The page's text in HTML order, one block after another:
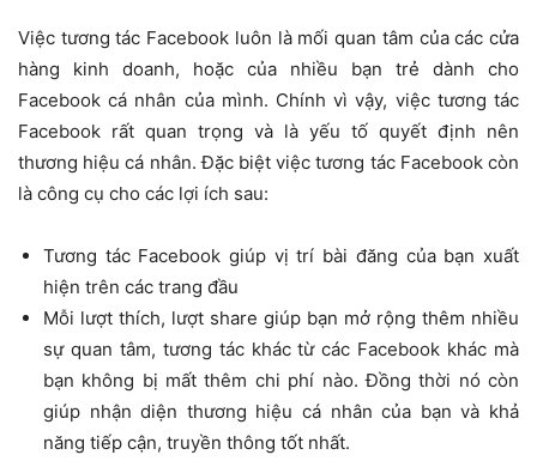
Việc tương tác Facebook luôn là mối quan tâm của các cửa
hàng kinh doanh, hoặc của nhiều bạn trẻ dành cho
Facebook cá nhân của mình. Chính vì vậy, việc tương tác
Facebook rất quan trọng và là yếu tố quyết định nên
thương hiệu cá nhân. Đặc biệt việc tương tác Facebook còn
là công cụ cho các lợi ích sau:
Tương tác Facebook giúp vị trí bài đăng của bạn xuất
hiện trên các trang đầu
Mỗi lượt thích, lượt share giúp bạn mở rộng thêm nhiều
sự quan tâm, tương tác khác từ các Facebook khác mà
bạn không bị mất thêm chi phí nào. Đồng thời nó còn
giúp nhận diện thương hiệu cá nhân của bạn và khả
năng tiếp cận, truyền thông tốt nhất.